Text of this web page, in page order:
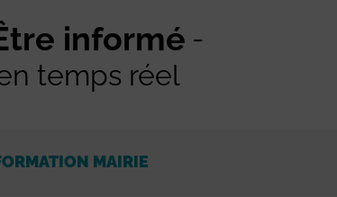
informé
temps réel
MAIRIE